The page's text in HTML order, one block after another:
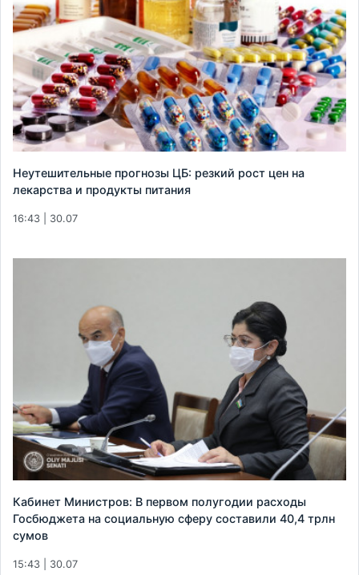
Неутешительные прогнозы ЦБ: резкий рост цен на
лекарства и продукты питания
16:43 | 30.07
Кабинет Министров: В первом полугодии расходы
Госбюджета на социальную сферу составили 40,4 трлн
сумов
15:43 | 30.07